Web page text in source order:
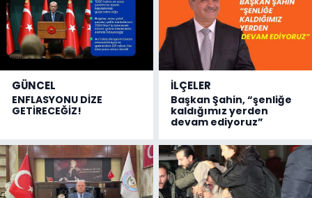
GÜNCEL
ENFLASYONU DİZE
GETİRECEĞİZ!
İLÇELER
Başkan Şahin, “şenliğe
kaldığımız yerden
devam ediyoruz”